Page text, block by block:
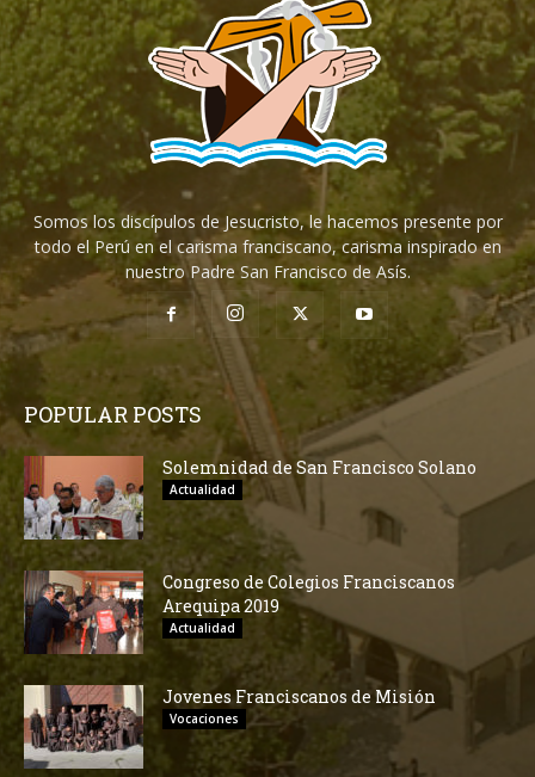
Somos los discípulos de Jesucristo, le hacemos presente por
todo el Perú en el carisma franciscano, carisma inspirado en
nuestro Padre San Francisco de Asís.
POPULAR POSTS
Solemnidad de San Francisco Solano
Actualidad
Congreso de Colegios Franciscanos
Arequipa 2019
Actualidad
Jovenes Franciscanos de Misión
Vocaciones